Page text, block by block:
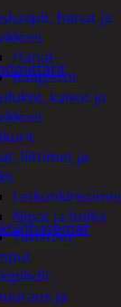
hanat ja
Hanat
Kaapistot
kaivot ja
liittimet ja
Nipat ja holkit
Tiivisteet
ja